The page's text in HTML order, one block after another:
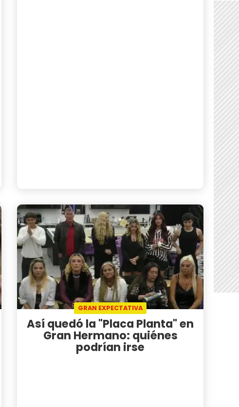
GRAN EXPECTATIVA
Así quedó la "Placa Planta" en
Gran Hermano: quiénes
podrían irse